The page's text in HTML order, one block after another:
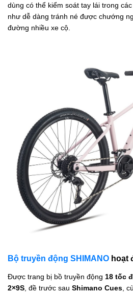
dùng có thể kiểm soát tay lái trong
như dễ dàng tránh né được chướng
đường nhiều xe cộ.
Bộ truyền động SHIMANO hoạt
Được trang bị bồ truyền động 18 tốc
2×9S , đề trước sau Shimano Cues ,